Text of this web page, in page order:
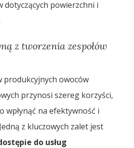
dotyczących powierzchni i
z tworzenia zespołów
produkcyjnych owoców
przynosi szereg korzyści,
wpłynąć na efektywność i
z kluczowych zalet jest
do usług